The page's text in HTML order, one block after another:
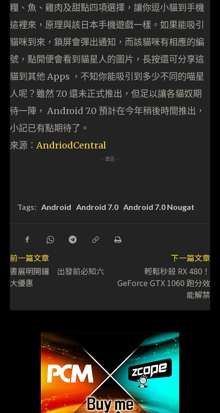
糧、魚、雞肉及甜點四項選擇，讓你逗小貓到手機
這裡來，原理與該日本手機遊戲一樣。如果能吸引
貓咪到來，鎖屏會彈出通知，而該貓咪有相應的編
號，點開便會看到貓星人的圖片，長按還可分享這
貓到其他 Apps ，不知你能吸引到多少不同的喵星
人呢？雖然 7.0 還未正式推出，但足以讓各貓奴期
待一陣， Android 7.0 預計在今年稍後時間推出，
小記已有點期待了。
來源：AndriodCentral
- 廣告 -
Tags: Android Android 7.0 Android 7.0 Nougat
前一篇文章
書展明開鑼 出發前必知六
大優惠
下一篇文章
輕鬆秒殺 RX 480！
GeForce GTX 1060 跑分效
能解禁